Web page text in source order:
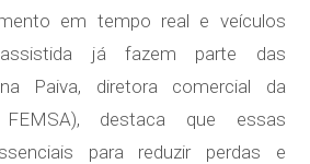
em tempo real e veículos
já fazem parte das
Paiva, diretora comercial da
destaca que essas
para reduzir perdas e